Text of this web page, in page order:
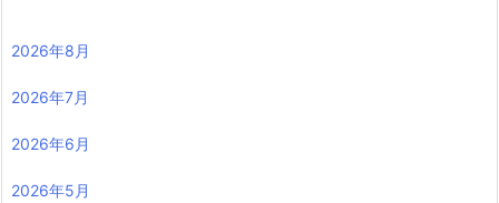
2026年8月
2026年7月
2026年6月
2026年5月